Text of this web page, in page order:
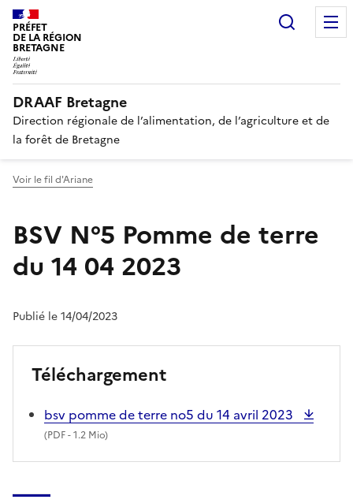
PRÉFET
DE LA RÉGION
BRETAGNE
DRAAF Bretagne
Direction régionale de l’alimentation, de l’agriculture et de
la forêt de Bretagne
Voir le fil d'Ariane
BSV N°5 Pomme de terre
du 14 04 2023
Publié le 14/04/2023
Téléchargement
bsv pomme de terre no5 du 14 avril 2023
(PDF- 1.2 Mio)